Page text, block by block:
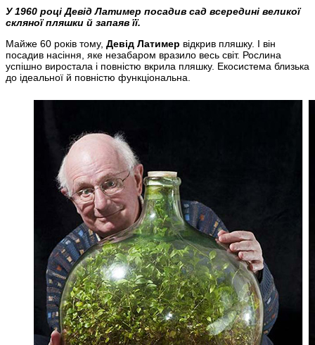
У 1960 році Девід Латимер посадив сад всередині великої
скляної пляшки й запаяв її.
Майже 60 років тому, Девід Латимер відкрив пляшку. І він
посадив насіння, яке незабаром вразило весь світ. Рослина
успішно виростала і повністю вкрила пляшку. Екосистема близька
до ідеальної й повністю функціональна.